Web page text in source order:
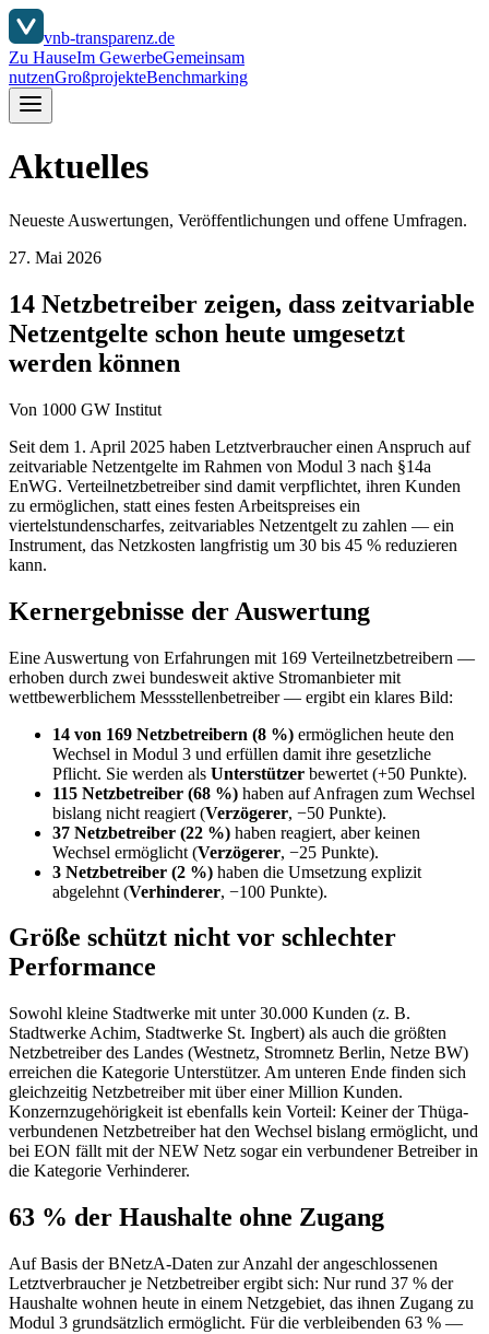
vnb-transparenz.de
Zu HauseIm GewerbeGemeinsam
nutzenGroßprojekteBenchmarking
Aktuelles
Neueste Auswertungen, Veröffentlichungen und offene Umfragen.
27. Mai 2026
14 Netzbetreiber zeigen, dass zeitvariable
Netzentgelte schon heute umgesetzt
werden können
Von 1000 GW Institut
Seit dem 1. April 2025 haben Letztverbraucher einen Anspruch auf
zeitvariable Netzentgelte im Rahmen von Modul 3 nach §14a
EnWG. Verteilnetzbetreiber sind damit verpflichtet, ihren Kunden
zu ermöglichen, statt eines festen Arbeitspreises ein
viertelstundenscharfes, zeitvariables Netzentgelt zu zahlen — ein
Instrument, das Netzkosten langfristig um 30 bis 45 % reduzieren
kann.
Kernergebnisse der Auswertung
Eine Auswertung von Erfahrungen mit 169 Verteilnetzbetreibern —
erhoben durch zwei bundesweit aktive Stromanbieter mit
wettbewerblichem Messstellenbetreiber — ergibt ein klares Bild:
14 von 169 Netzbetreibern (8 %) ermöglichen heute den
Wechsel in Modul 3 und erfüllen damit ihre gesetzliche
Pflicht. Sie werden als Unterstützer bewertet (+50 Punkte).
115 Netzbetreiber (68 %) haben auf Anfragen zum Wechsel
bislang nicht reagiert (Verzögerer, −50 Punkte).
37 Netzbetreiber (22 %) haben reagiert, aber keinen
Wechsel ermöglicht (Verzögerer, −25 Punkte).
3 Netzbetreiber (2 %) haben die Umsetzung explizit
abgelehnt (Verhinderer, −100 Punkte).
Größe schützt nicht vor schlechter
Performance
Sowohl kleine Stadtwerke mit unter 30.000 Kunden (z. B.
Stadtwerke Achim, Stadtwerke St. Ingbert) als auch die größten
Netzbetreiber des Landes (Westnetz, Stromnetz Berlin, Netze BW)
erreichen die Kategorie Unterstützer. Am unteren Ende finden sich
gleichzeitig Netzbetreiber mit über einer Million Kunden.
Konzernzugehörigkeit ist ebenfalls kein Vorteil: Keiner der Thüga-
verbundenen Netzbetreiber hat den Wechsel bislang ermöglicht, und
bei EON fällt mit der NEW Netz sogar ein verbundener Betreiber in
die Kategorie Verhinderer.
63 % der Haushalte ohne Zugang
Auf Basis der BNetzA-Daten zur Anzahl der angeschlossenen
Letztverbraucher je Netzbetreiber ergibt sich: Nur rund 37 % der
Haushalte wohnen heute in einem Netzgebiet, das ihnen Zugang zu
Modul 3 grundsätzlich ermöglicht. Für die verbleibenden 63 % —